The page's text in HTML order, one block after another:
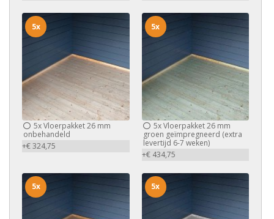
5xVloerpakket 26 mm
onbehandeld
+€ 324,75
5x
5xVloerpakket 26 mm
groen geïmpregneerd (extra
levertijd 6-7 weken)
+€ 434,75
5x
5x 5x